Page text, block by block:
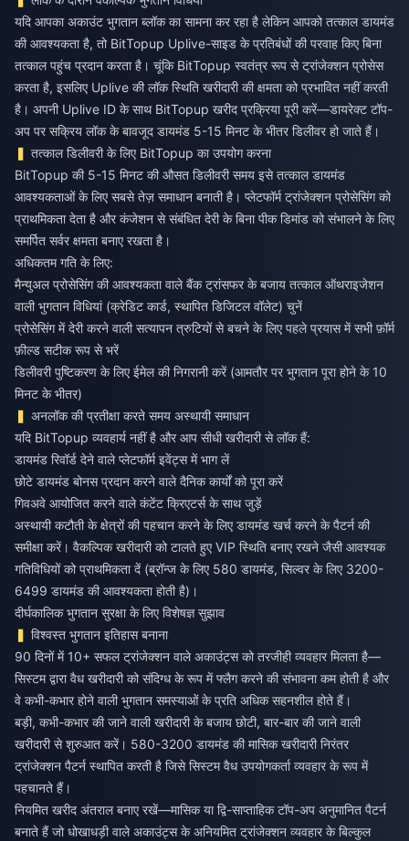
यदि आपका अकाउंट भुगतान ब्लॉक का सामना कर रहा है लेकिन आपको तत्काल डायमंड
की आवश्यकता है, तो BitTopup Uplive-साइड के प्रतिबंधों की परवाह किए बिना
तत्काल पहुंच प्रदान करता है। चूंकि BitTopup स्वतंत्र रूप से ट्रांजेक्शन प्रोसेस
करता है, इसलिए Uplive की लॉक स्थिति खरीदारी की क्षमता को प्रभावित नहीं करती
है। अपनी Uplive ID के साथ BitTopup खरीद प्रक्रिया पूरी करें—डायरेक्ट टॉप-
अप पर सक्रिय लॉक के बावजूद डायमंड 5-15 मिनट के भीतर डिलीवर हो जाते हैं।
तत्काल डिलीवरी के लिए BitTopup का उपयोग करना
BitTopup की 5-15 मिनट की औसत डिलीवरी समय इसे तत्काल डायमंड
आवश्यकताओं के लिए सबसे तेज़ समाधान बनाती है। प्लेटफॉर्म ट्रांजेक्शन प्रोसेसिंग को
प्राथमिकता देता है और कंजेशन से संबंधित देरी के बिना पीक डिमांड को संभालने के लिए
समर्पित सर्वर क्षमता बनाए रखता है।
अधिकतम गति के लिए:
मैन्युअल प्रोसेसिंग की आवश्यकता वाले बैंक ट्रांसफर के बजाय तत्काल ऑथराइजेशन
वाली भुगतान विधियां (क्रेडिट कार्ड, स्थापित डिजिटल वॉलेट) चुनें
प्रोसेसिंग में देरी करने वाली सत्यापन त्रुटियों से बचने के लिए पहले प्रयास में सभी फ़ॉर्म
फ़ील्ड सटीक रूप से भरें
डिलीवरी पुष्टिकरण के लिए ईमेल की निगरानी करें (आमतौर पर भुगतान पूरा होने के 10
मिनट के भीतर)
अनलॉक की प्रतीक्षा करते समय अस्थायी समाधान
यदि BitTopup व्यवहार्य नहीं है और आप सीधी खरीदारी से लॉक हैं:
डायमंड रिवॉर्ड देने वाले प्लेटफॉर्म इवेंट्स में भाग लें
छोटे डायमंड बोनस प्रदान करने वाले दैनिक कार्यों को पूरा करें
गिवअवे आयोजित करने वाले कंटेंट क्रिएटर्स के साथ जुड़ें
अस्थायी कटौती के क्षेत्रों की पहचान करने के लिए डायमंड खर्च करने के पैटर्न की
समीक्षा करें। वैकल्पिक खरीदारी को टालते हुए VIP स्थिति बनाए रखने जैसी आवश्यक
गतिविधियों को प्राथमिकता दें (ब्रॉन्ज के लिए 580 डायमंड, सिल्वर के लिए 3200-
6499 डायमंड की आवश्यकता होती है)।
दीर्घकालिक भुगतान सुरक्षा के लिए विशेषज्ञ सुझाव
विश्वस्त भुगतान इतिहास बनाना
90 दिनों में 10+ सफल ट्रांजेक्शन वाले अकाउंट्स को तरजीही व्यवहार मिलता है—
सिस्टम द्वारा वैध खरीदारी को संदिग्ध के रूप में फ्लैग करने की संभावना कम होती है और
वे कभी-कभार होने वाली भुगतान समस्याओं के प्रति अधिक सहनशील होते हैं।
बड़ी, कभी-कभार की जाने वाली खरीदारी के बजाय छोटी, बार-बार की जाने वाली
खरीदारी से शुरुआत करें। 580-3200 डायमंड की मासिक खरीदारी निरंतर
ट्रांजेक्शन पैटर्न स्थापित करती है जिसे सिस्टम वैध उपयोगकर्ता व्यवहार के रूप में
पहचानते हैं।
नियमित खरीद अंतराल बनाए रखें—मासिक या द्वि-साप्ताहिक टॉप-अप अनुमानित पैटर्न
बनाते हैं जो धोखाधड़ी वाले अकाउंट्स के अनियमित ट्रांजेक्शन व्यवहार के बिल्कुल